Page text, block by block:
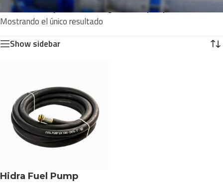
Productos etiquetados “Manguera fuel pump balflex”
Mostrando el único resultado
Show sidebar
Hidra Fuel Pump